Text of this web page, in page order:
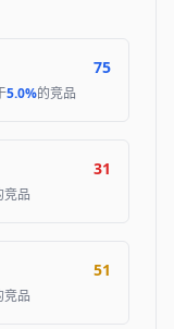
75
5.0%的竞品
31
竞品
51
竞品